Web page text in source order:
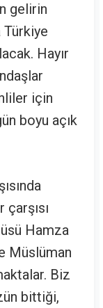
gelirin
Türkiye
Hayır
için
boyu açık
çarşısı
Hamza
Müslüman
Biz
bittiği,